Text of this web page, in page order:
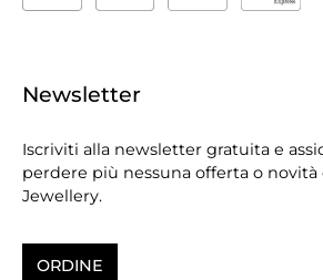
Newsletter
Iscriviti alla newsletter gratuita e
perdere più nessuna offerta o novità
Jewellery.
ORDINE